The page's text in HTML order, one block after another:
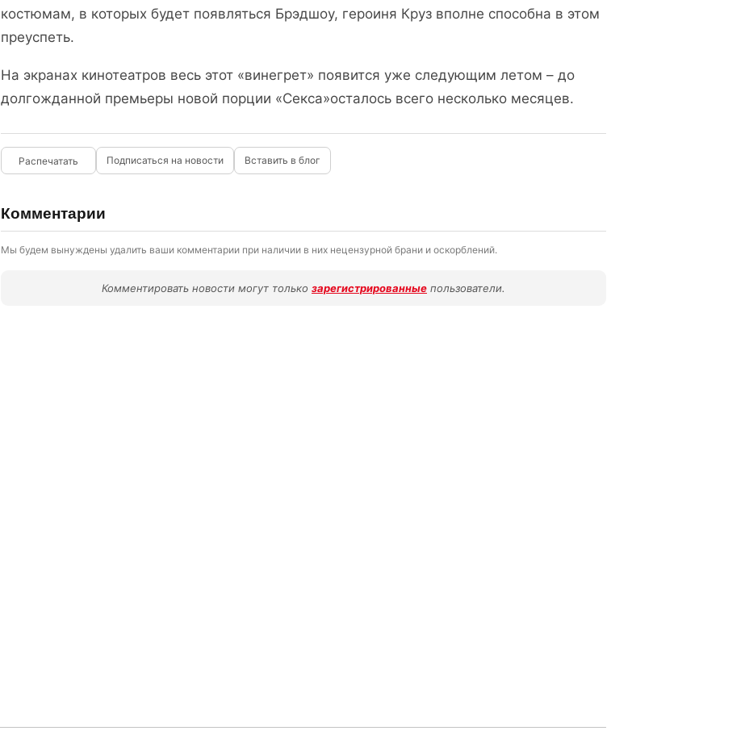
костюмам, в которых будет появляться Брэдшоу, героиня Круз вполне способна в этом
преуспеть.
На экранах кинотеатров весь этот «винегрет» появится уже следующим летом – до
долгожданной премьеры новой порции «Секса»осталось всего несколько месяцев.
Подписаться на новости Вставить в блог
Комментарии
Мы будем вынуждены удалить ваши комментарии при наличии в них нецензурной брани и оскорблений.
Комментировать новости могут только зарегистрированные пользователи.